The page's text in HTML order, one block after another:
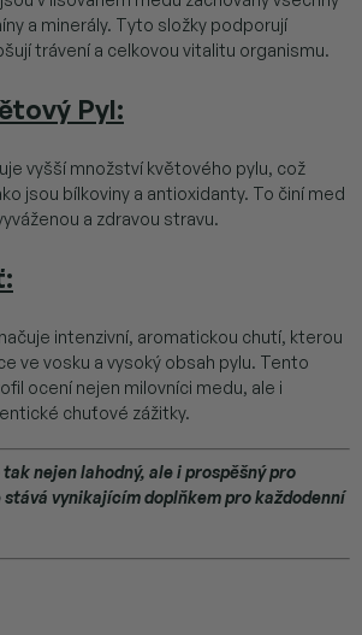
a minerály. Tyto složky podporují
trávení a celkovou vitalitu organismu.
Pyl:
vyšší množství květového pylu, což
jsou bílkoviny a antioxidanty. To činí med
a zdravou stravu.
:
intenzivní, aromatickou chutí, kterou
ve vosku a vysoký obsah pylu. Tento
ocení nejen milovníci medu, ale i
chuťové zážitky.
tak nejen lahodný, ale i prospěšný pro
stává vynikajícím doplňkem pro každodenní